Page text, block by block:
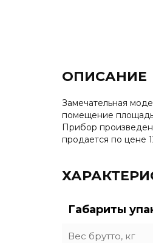
ОПИСАНИЕ
Замечательная
помещение
Прибор
продается по цене
Габариты
Вес брутто, кг